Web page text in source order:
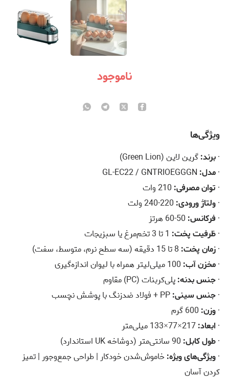
ناموجود
ویژگی‌ها
·برند:گرین لاین (Green Lion)
·مدل:
· توان مصرفی:
·ولتاژ ورودی:
·فرکانس:
·ظرفیت پخت:
·زمان پخت:
·مخزن آب:
·جنس بدنه:پلی‌کربنات (PC) مقاوم
·جنس سینی:
·وزن:
· ابعاد:
·طول کابل:
·ویژگی‌های ویژه: خاموش‌شدن خودکار | طراحی جمع‌وجور | تمیز
کردن آسان